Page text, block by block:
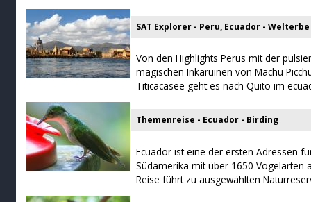
SAT Explorer - Peru, Ecuador -
Von den Highlights Perus mit der
magischen Inkaruinen von Machu
Titicacasee geht es nach Quito im
Themenreise - Ecuador - Birding
Ecuador ist eine der ersten Adressen
Südamerika mit über 1650 Vogelarten
Reise führt zu ausgewählten